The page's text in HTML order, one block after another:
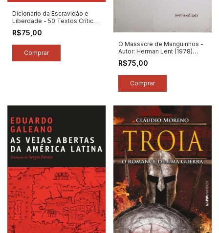
Dicionário da Escravidão e
Liberdade - 50 Textos Críticos
- Autor: Lilia Moritz Schwarcz /
Flávio Gomes - Org. (2018)
R$75,00
O Massacre de Manguinhos -
Autor: Herman Lent (1978)
[usado]
R$75,00